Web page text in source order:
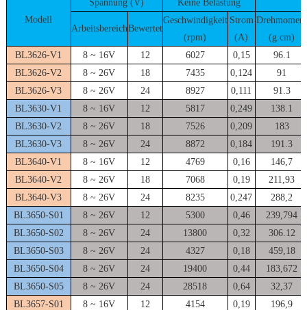
Modell
Spannung (V) Keine Belastung
ArbeitsbereichBewertet
Geschwindigkeit
(rpm)
Strom
(A)
Drehmoment
(g.cm)
BL3626-V1
8 ~ 16V 12 6027 0,15
96.1
BL3626-V2
8 ~ 26V 18 7435 0,124
91
BL3626-V3
8 ~ 26V 24 8927 0,111
91.3
BL3630-V1
8 ~ 16V 12 5817 0,249
138.1
BL3630-V2
8 ~ 26V 18 7526 0,209
183
BL3630-V3
8 ~ 26V 24 8872 0,184
191.3
BL3640-V1
8 ~ 16V 12 4769 0,16
146,7
BL3640-V2
8 ~ 26V 18 7068 0,19
211,93
BL3640-V3
8 ~ 26V 24 8235 0,247
288,2
BL3650-S01
8 ~ 26V 12 5300 0,46
239,794
BL3650-S02
8 ~ 26V 24 13800 0,32
306.12
BL3650-S03
8 ~ 26V 24 4327 0,18
459,18
BL3650-S04
8 ~ 26V 24 19400 0,44
183,672
BL3650-S05
8 ~ 26V 24 28518 0,64
32,37
BL3657-S01
8 ~ 16V 12 4154 0,19
196,9